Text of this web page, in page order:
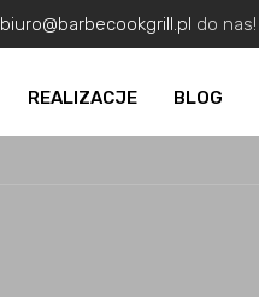
biuro@barbecookgrill.pl do nas!
REALIZACJE BLOG